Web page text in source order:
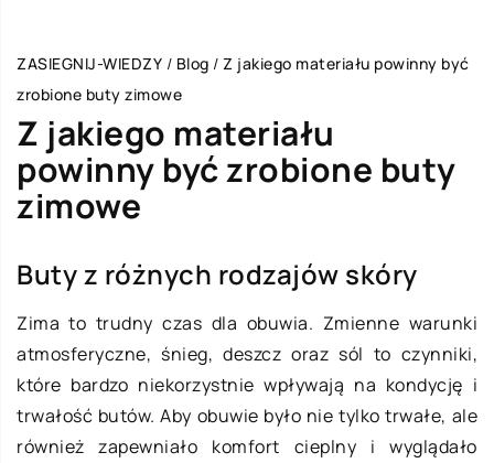
ZASIEGNIJ-WIEDZY / Blog / Z jakiego materiału powinny być
zrobione buty zimowe
Z jakiego materiału
powinny być zrobione buty
zimowe
Buty z różnych rodzajów skóry
Zima to trudny czas dla obuwia. Zmienne warunki
atmosferyczne, śnieg, deszcz oraz sól to czynniki,
które bardzo niekorzystnie wpływają na kondycję i
trwałość butów. Aby obuwie było nie tylko trwałe, ale
również zapewniało komfort cieplny i wyglądało